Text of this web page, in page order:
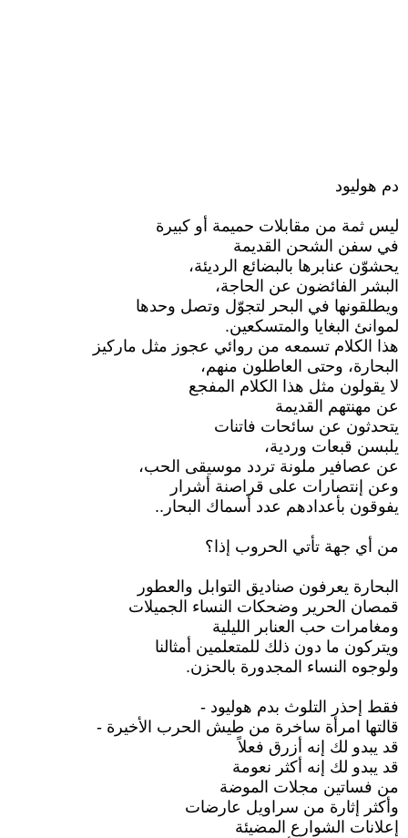
دم هوليود
ليس ثمة من مقابلات حميمة أو كبيرة
في سفن الشحن القديمة
يحشوّن عنابرها بالبضائع الرديئة،
البشر الفائضون عن الحاجة،
ويطلقونها في البحر لتجوّل وتصل وحدها
لموانئ البغايا والمتسكعين.
هذا الكلام تسمعه من روائي عجوز مثل ماركيز
البحارة، وحتى العاطلون منهم،
لا يقولون مثل هذا الكلام المفجع
عن مهنتهم القديمة
يتحدثون عن سائحات فاتنات
يلبسن قبعات وردية،
عن عصافير ملونة تردد موسيقى الحب،
وعن إنتصارات على قراصنة أشرار
يفوقون بأعدادهم عدد أسماك البحار..
من أي جهة تأتي الحروب إذا؟
البحارة يعرفون صناديق التوابل والعطور
قمصان الحرير وضحكات النساء الجميلات
ومغامرات حب العنابر الليلية
ويتركون ما دون ذلك للمتعلمين أمثالنا
ولوجوه النساء المجدورة بالحزن.
فقط إحذر التلوث بدم هوليود -
قالتها امرأة ساخرة من طيش الحرب الأخيرة -
قد يبدو لك إنه أزرق فعلاً
قد يبدو لك إنه أكثر نعومة
من فساتين مجلات الموضة
وأكثر إثارة من سراويل عارضات
إعلانات الشوارع المضيئة